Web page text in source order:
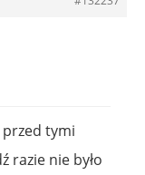
przed tymi
razie nie było